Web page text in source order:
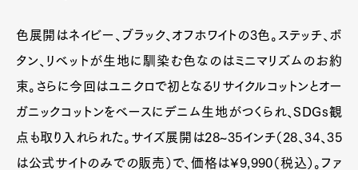
色展開はネイビー、ブラック、オフホワイトの3色。ステッチ、ボ
タン、リベットが生地に馴染む色なのはミニマリズムのお約
束。さらに今回はユニクロで初となるリサイクルコットンとオー
ガニックコットンをベースにデニム生地がつくられ、SDGs観
点も取り入れられた。サイズ展開は28~35インチ（28、34、35
は公式サイトのみでの販売）で、価格は¥9,990（税込）。ファ